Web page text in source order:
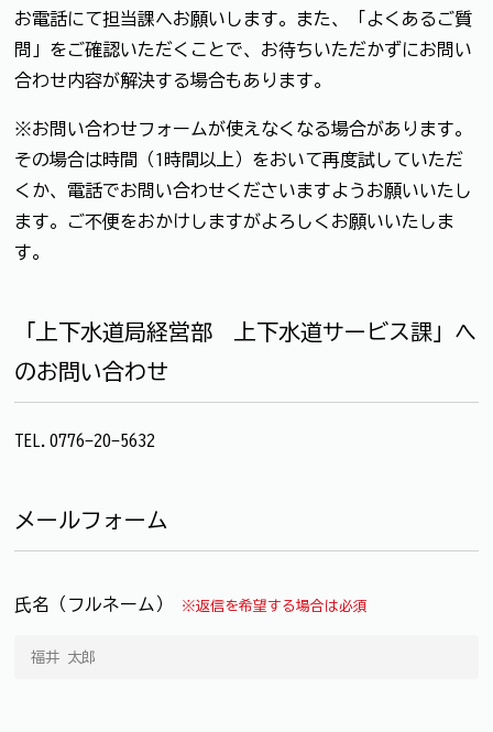
お電話にて担当課へお願いします。また、「よくあるご質
問」をご確認いただくことで、お待ちいただかずにお問い
合わせ内容が解決する場合もあります。
※お問い合わせフォームが使えなくなる場合があります。
その場合は時間（1時間以上）をおいて再度試していただ
くか、電話でお問い合わせくださいますようお願いいたし
ます。ご不便をおかけしますがよろしくお願いいたしま
す。
「上下水道局経営部 上下水道サービス課」へ
のお問い合わせ
TEL.0776-20-5632
メールフォーム
氏名（フルネーム） ※返信を希望する場合は必須